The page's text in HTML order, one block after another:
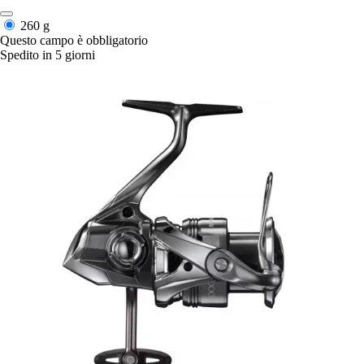
260 g
Questo campo è obbligatorio
Spedito in 5 giorni